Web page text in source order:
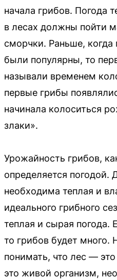
начала грибов. Погода
в лесах должны пойти
сморчки. Раньше, когда
были популярны, то
называли временем
первые грибы
начинала колоситься
злаки».
Урожайность грибов,
определяется погодой.
необходима теплая и
идеального грибного
теплая и сырая погода.
то грибов будет
понимать, что лес —
это живой организм,